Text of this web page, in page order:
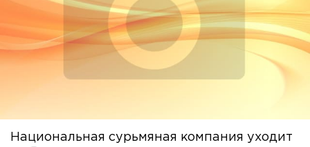
Национальная сурьмяная компания уходит